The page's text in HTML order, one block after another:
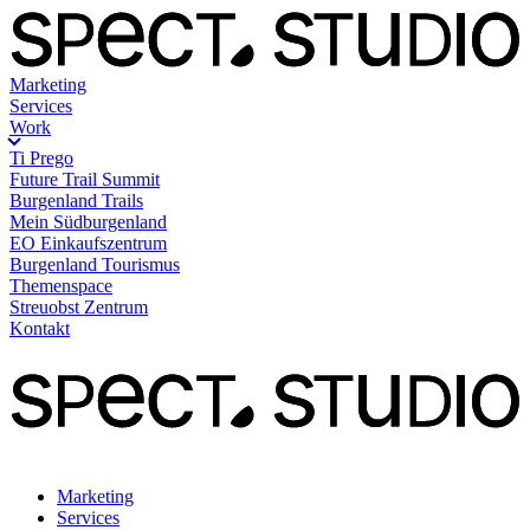
Marketing
Services
Work
Ti Prego
Future Trail Summit
Burgenland Trails
Mein Südburgenland
EO Einkaufszentrum
Burgenland Tourismus
Themenspace
Streuobst Zentrum
Kontakt
Marketing
Services